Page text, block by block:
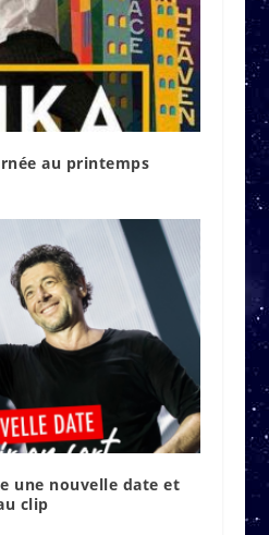
au printemps
une nouvelle date et
clip